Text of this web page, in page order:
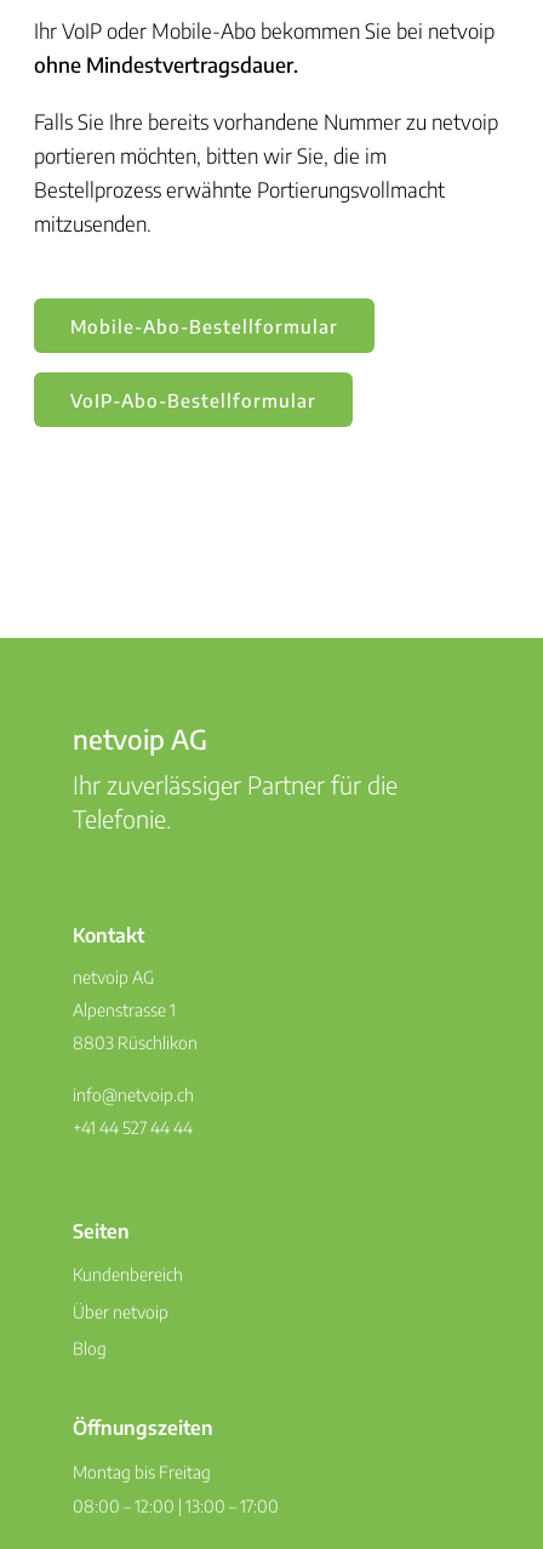
Ihr VoIP oder Mobile-Abo bekommen Sie bei netvoip
ohne Mindestvertragsdauer.
Falls Sie Ihre bereits vorhandene Nummer zu netvoip
portieren möchten, bitten wir Sie, die im
Bestellprozess erwähnte Portierungsvollmacht
mitzusenden.
Mobile-Abo-Bestellformular
VoIP-Abo-Bestellformular
netvoip AG
Ihr zuverlässiger Partner für die
Telefonie.
Kontakt
netvoip AG
Alpenstrasse 1
8803 Rüschlikon
info@netvoip.ch
+41 44 527 44 44
Seiten
Kundenbereich
Über netvoip
Blog
Öffnungszeiten
Montag bis Freitag
08:00 – 12:00 | 13:00 – 17:00